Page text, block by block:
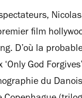
5
étoiles
film
D’où la
God
du